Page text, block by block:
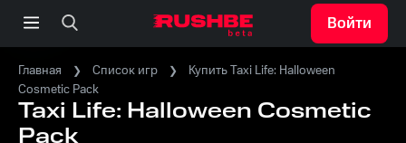
Войти
Главная Список игр
Купить Taxi Life: Halloween
Cosmetic Pack
Taxi Life: Halloween Cosmetic
Pack